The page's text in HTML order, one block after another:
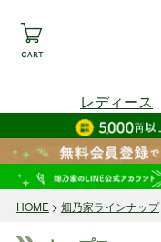
レディース
HOME 畑乃家ラインナップ